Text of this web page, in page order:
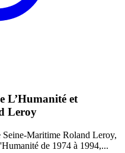
L’Humanité et
Leroy
Seine-Maritime Roland Leroy,
de 1974 à 1994,...